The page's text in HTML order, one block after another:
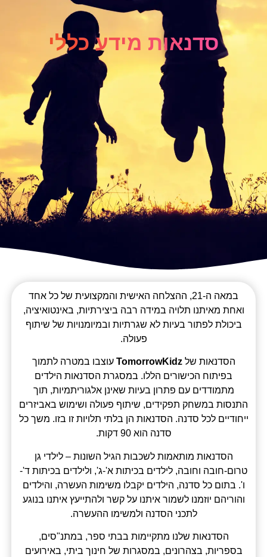
סדנאות מידע כללי
במאה ה-21, ההצלחה האישית והמקצועית של כל אחד
ואחת מאיתנו תלויה במידה רבה ביצירתיות, באינטואיציה,
ביכולת לפתור בעיות לא שגרתיות ובמיומנויות של שיתוף
פעולה.
הסדנאות של TomorrowKidz
עוצבו במטרה לתמוך
בפיתוח הכישורים הללו. במסגרת הסדנאות הילדים
מתמודדים עם פתרון בעיות שאינן אלגוריתמיות, תוך
התנסות במשחק תפקידים, שיתוף פעולה ושימוש באביזרים
ייחודיים לכל סדנה. הסדנאות הן בלתי תלויות זו בזו. משך כל
סדנה הוא 90 דקות.
הסדנאות מותאמות לשכבות הגיל השונות – לילדי גן
טרום-חובה וחובה, לילדים בכיתות א'-ג', ולילדים בכיתות ד'-
ו'. בתום כל סדנה, הילדים יקבלו משימות העשרה, והילדים
והוריהם יוזמנו לשמור איתנו על קשר ולהתייעץ איתנו בנוגע
לתכני הסדנה ולמשימו ההעשרה.
הסדנאות שלנו מתקיימות בבתי ספר, במתנ"סים,
בספריות, בצהרונים, במסגרות של חינוך ביתי, באירועים